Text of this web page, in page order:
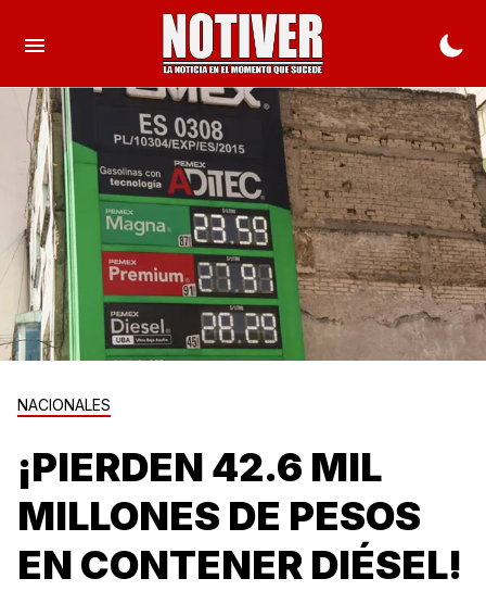
NACIONALES
¡PIERDEN 42.6 MIL
MILLONES DE PESOS
EN CONTENER DIÉSEL!